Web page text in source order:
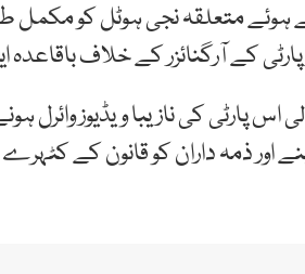
متعلقہ نجی ہوٹل کو مکمل
کے آرگنائزر کے خلاف
پارٹی کی نازیبا ویڈیوز
ذمہ داران کو قانون کے کٹہرے